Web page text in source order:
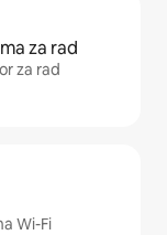
za rad
za rad
Wi-Fi